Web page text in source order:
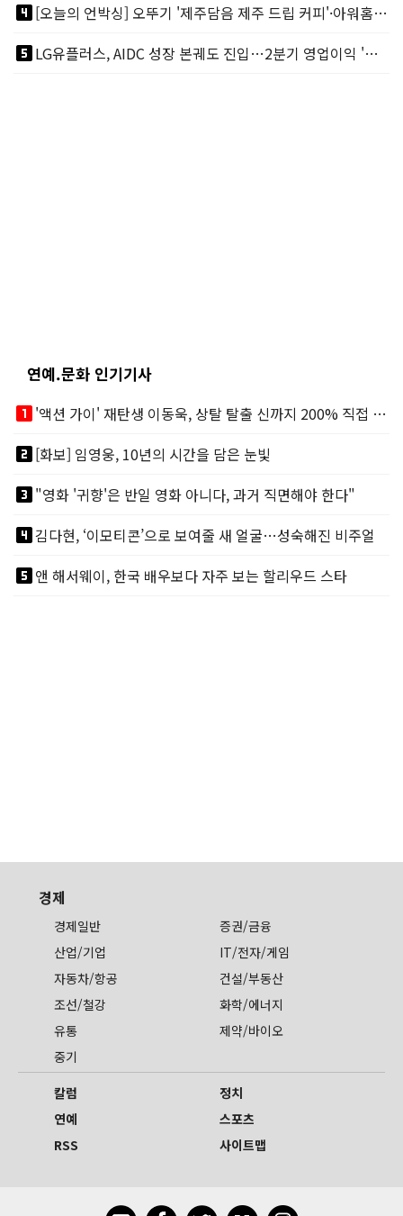
looks_4
[오늘의 언박싱] 오뚜기 '제주담음 제주 드립 커피'·아워홈 ‘갓석박지’ 外
looks_5
LG유플러스, AIDC 성장 본궤도 진입…2분기 영업이익 '역대 최대'
연예.문화 인기기사
looks_one
'액션 가이' 재탄생 이동욱, 상탈 탈출 신까지 200% 직접 소화
looks_two[화보] 임영웅, 10년의 시간을 담은 눈빛
looks_3"영화 '귀향'은 반일 영화 아니다, 과거 직면해야 한다"
looks_4김다현, ‘이모티콘’으로 보여줄 새 얼굴…성숙해진 비주얼
looks_5앤 해서웨이, 한국 배우보다 자주 보는 할리우드 스타
경제
경제일반
증권/금융
산업/기업
IT/전자/게임
자동차/항공
건설/부동산
조선/철강
화학/에너지
유통
제약/바이오
중기
칼럼
정치
연예
스포츠
RSS
사이트맵